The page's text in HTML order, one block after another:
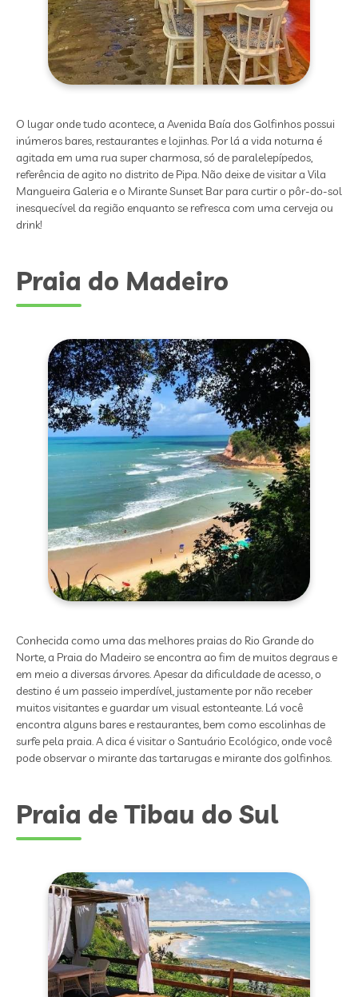
O lugar onde tudo acontece, a Avenida Baía dos Golfinhos possui
inúmeros bares, restaurantes e lojinhas. Por lá a vida noturna é
agitada em uma rua super charmosa, só de paralelepípedos,
referência de agito no distrito de Pipa. Não deixe de visitar a Vila
Mangueira Galeria e o Mirante Sunset Bar para curtir o pôr-do-sol
inesquecível da região enquanto se refresca com uma cerveja ou
drink!
Praia do Madeiro
Conhecida como uma das melhores praias do Rio Grande do
Norte, a Praia do Madeiro se encontra ao fim de muitos degraus e
em meio a diversas árvores. Apesar da dificuldade de acesso, o
destino é um passeio imperdível, justamente por não receber
muitos visitantes e guardar um visual estonteante. Lá você
encontra alguns bares e restaurantes, bem como escolinhas de
surfe pela praia. A dica é visitar o Santuário Ecológico, onde você
pode observar o mirante das tartarugas e mirante dos golfinhos.
Praia de Tibau do Sul